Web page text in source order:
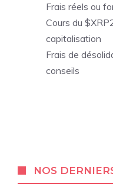
Frais réels ou
Cours du
capitalisation
Frais de
conseils
NOS